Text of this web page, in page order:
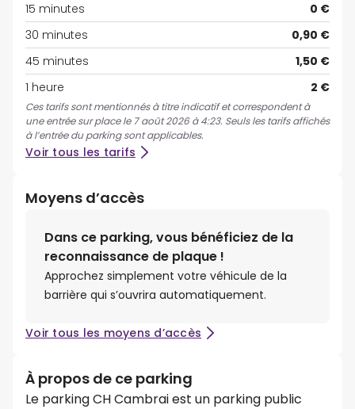
15 minutes
0 €
30 minutes
0,90 €
45 minutes
1,50 €
1 heure
2 €
Ces tarifs sont mentionnés à titre indicatif et correspondent à
une entrée sur place le 7 août 2026 à 4:23. Seuls les tarifs affichés
à l’entrée du parking sont applicables.
Voir tous les tarifs
Moyens d’accès
Dans ce parking, vous bénéficiez de la
reconnaissance de plaque !
Approchez simplement votre véhicule de la
barrière qui s’ouvrira automatiquement.
Voir tous les moyens d’accès
À propos de ce parking
Le parking CH Cambrai est un parking public